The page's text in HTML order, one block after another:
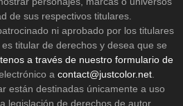
de sus respectivos titulares.
ni aprobado por los titulares
titular de derechos y desea que se
a través de nuestro formulario de
a contact@justcolor.net.
están destinadas únicamente a uso
legislación de derechos de autor.